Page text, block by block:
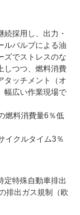
採用し、出力・
ルバルブによる油
ズでストレスのな
しつつ、燃料消費
タッチメント（オ
幅広い作業現場で
燃料消費量6％低
イクルタイム3％
定特殊自動車排出
排出ガス規制（欧